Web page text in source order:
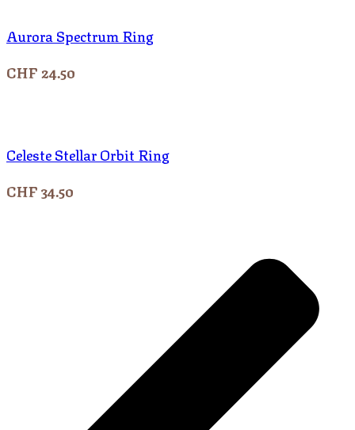
Aurora Spectrum Ring
CHF 24.50
Celeste Stellar Orbit Ring
CHF34.50